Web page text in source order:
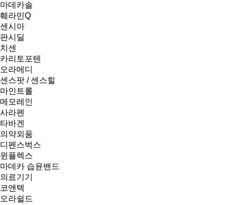
마데카솔
훼라민Q
센시아
판시딜
치센
카리토포텐
오라메디
센스팟 / 센스힐
마인트롤
메모레인
사라펜
타바겐
의약외품
디펜스벅스
윈플렉스
마데카 습윤밴드
의료기기
코앤텍
오라쉴드